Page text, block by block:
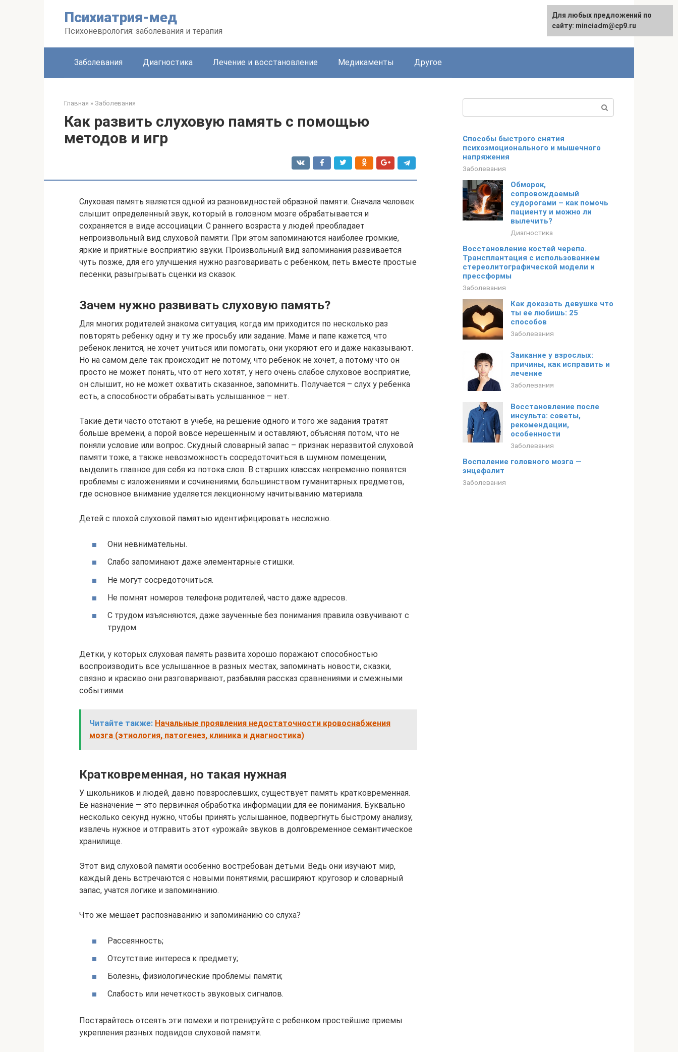
Психиатрия-мед
Психоневрология: заболевания и терапия
Заболевания Диагностика Лечение и восстановление Медикаменты Другое
Главная » Заболевания
Как развить слуховую память с помощью
методов и игр
Слуховая память является одной из разновидностей образной памяти. Сначала человек
слышит определенный звук, который в головном мозге обрабатывается и
сохраняется в виде ассоциации. С раннего возраста у людей преобладает
непроизвольный вид слуховой памяти. При этом запоминаются наиболее громкие,
яркие и приятные восприятию звуки. Произвольный вид запоминания развивается
чуть позже, для его улучшения нужно разговаривать с ребенком, петь вместе простые
песенки, разыгрывать сценки из сказок.
Зачем нужно развивать слуховую память?
Для многих родителей знакома ситуация, когда им приходится по несколько раз
повторять ребенку одну и ту же просьбу или задание. Маме и папе кажется, что
ребенок ленится, не хочет учиться или помогать, они укоряют его и даже наказывают.
Но на самом деле так происходит не потому, что ребенок не хочет, а потому что он
просто не может понять, что от него хотят, у него очень слабое слуховое восприятие,
он слышит, но не может охватить сказанное, запомнить. Получается – слух у ребенка
есть, а способности обрабатывать услышанное – нет.
Такие дети часто отстают в учебе, на решение одного и того же задания тратят
больше времени, а порой вовсе нерешенным и оставляют, объясняя потом, что не
поняли условие или вопрос. Скудный словарный запас – признак неразвитой слуховой
памяти тоже, а также невозможность сосредоточиться в шумном помещении,
выделить главное для себя из потока слов. В старших классах непременно появятся
проблемы с изложениями и сочинениями, большинством гуманитарных предметов,
где основное внимание уделяется лекционному начитыванию материала.
Детей с плохой слуховой памятью идентифицировать несложно.
Они невнимательны.
Слабо запоминают даже элементарные стишки.
Не могут сосредоточиться.
Не помнят номеров телефона родителей, часто даже адресов.
С трудом изъясняются, даже заученные без понимания правила озвучивают с
трудом.
Детки, у которых слуховая память развита хорошо поражают способностью
воспроизводить все услышанное в разных местах, запоминать новости, сказки,
связно и красиво они разговаривают, разбавляя рассказ сравнениями и смежными
событиями.
Читайте также: Начальные проявления недостаточности кровоснабжения
мозга (этиология, патогенез, клиника и диагностика)
Кратковременная, но такая нужная
У школьников и людей, давно повзрослевших, существует память кратковременная.
Ее назначение — это первичная обработка информации для ее понимания. Буквально
несколько секунд нужно, чтобы принять услышанное, подвергнуть быстрому анализу,
извлечь нужное и отправить этот «урожай» звуков в долговременное семантическое
хранилище.
Этот вид слуховой памяти особенно востребован детьми. Ведь они изучают мир,
каждый день встречаются с новыми понятиями, расширяют кругозор и словарный
запас, учатся логике и запоминанию.
Что же мешает распознаванию и запоминанию со слуха?
Рассеянность;
Отсутствие интереса к предмету;
Болезнь, физиологические проблемы памяти;
Слабость или нечеткость звуковых сигналов.
Постарайтесь отсеять эти помехи и потренируйте с ребенком простейшие приемы
укрепления разных подвидов слуховой памяти.
Способы быстрого снятия
психоэмоционального и мышечного
напряжения
Заболевания
Обморок,
сопровождаемый
судорогами – как помочь
пациенту и можно ли
вылечить?
Диагностика
Восстановление костей черепа.
Трансплантация с использованием
стереолитографической модели и
прессформы
Заболевания
Как доказать девушке что
ты ее любишь: 25
способов
Заболевания
Заикание у взрослых:
причины, как исправить и
лечение
Заболевания
Восстановление после
инсульта: советы,
рекомендации,
особенности
Заболевания
Воспаление головного мозга —
энцефалит
Заболевания
Для любых предложений по
сайту: minciadm@cp9.ru